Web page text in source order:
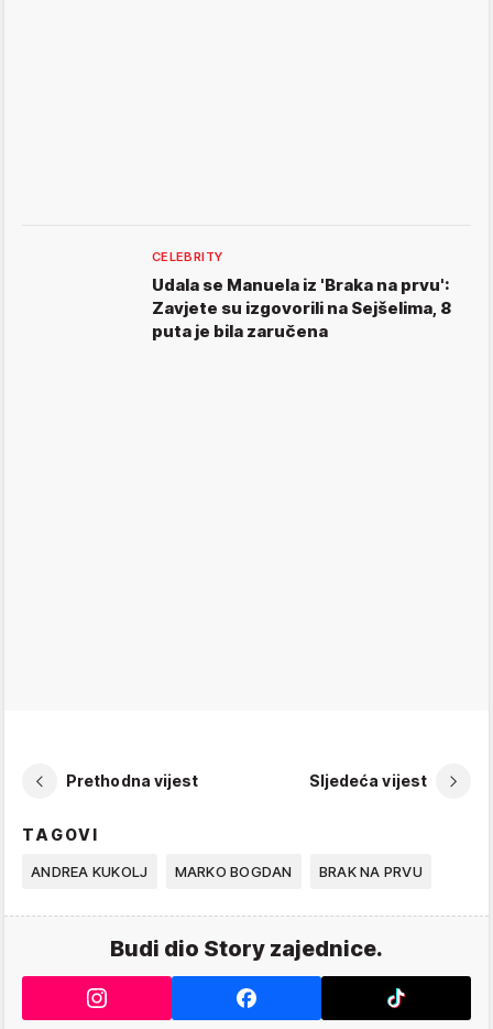
CELEBRITY
Udala se Manuela iz 'Braka na prvu':
Zavjete su izgovorili na Sejšelima, 8
puta je bila zaručena
Prethodna vijest Sljedeća vijest
TAGOVI
ANDREA KUKOLJ MARKO BOGDAN BRAK NA PRVU
Budi dio Story zajednice.